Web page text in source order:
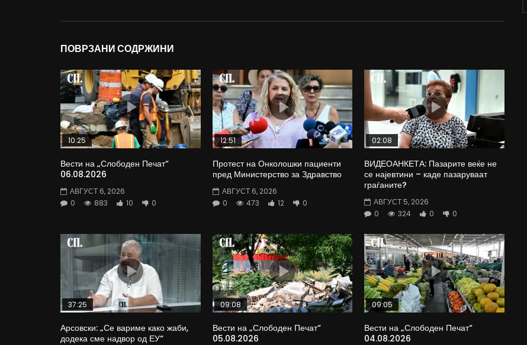
ПОВРЗАНИ СОДРЖИНИ
10:25
Вести на „Слободен Печат“
06.08.2026
АВГУСТ 6, 2026
0
883 10 0
12:51
Протест на Онколошки пациенти
пред Министерство за Здравство
АВГУСТ 6, 2026
0
473 12 0
02:08
ВИДЕОАНКЕТА: Пазарите веќе не
се најевтини – каде пазаруваат
граѓаните?
АВГУСТ 5, 2026
0
324 0 0
37:25
Арсовски: „Се вариме како жаби,
додека сме надвор од ЕУ“
09:08
Вести на „Слободен Печат“
05.08.2026
09:05
Вести на „Слободен Печат“
04.08.2026